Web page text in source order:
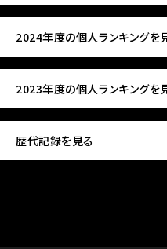
2024年度の個人ランキングを
2023年度の個人ランキングを
歴代記録を見る